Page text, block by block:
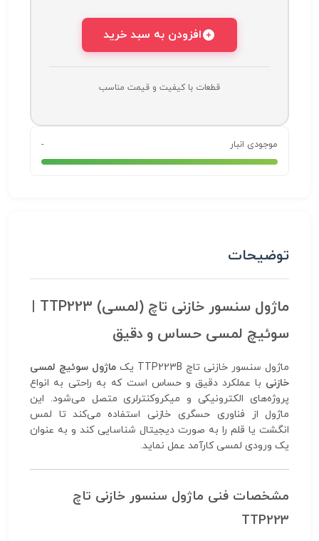
افزودن به سبد خرید
قطعات با کیفیت و قیمت مناسب
موجودی انبار -
توضیحات
ماژول سنسور خازنی تاچ (لمسی) TTP223 |
سوئیچ لمسی حساس و دقیق
ماژول سنسور خازنی تاچ TTP223B یک
ماژول سوئیچ لمسی
خازنی با عملکرد دقیق و حساس است که به راحتی به انواع
پروژه‌های الکترونیکی و میکروکنترلری متصل می‌شود. این
ماژول از فناوری حسگری خازنی استفاده می‌کند تا لمس
انگشت یا قلم را به صورت دیجیتال شناسایی کند و به عنوان
یک ورودی لمسی کارآمد عمل نماید.
مشخصات فنی ماژول سنسور خازنی تاچ
TTP223